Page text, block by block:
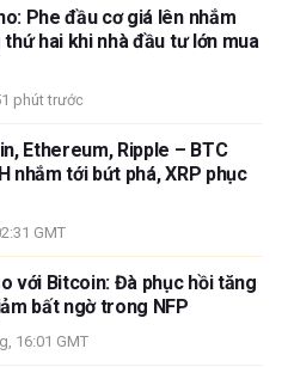
tin được tìm thấy ở cuối các liên kết
nội dung bài viết, tại thời điểm viết
quan hệ kinh doanh với bất kỳ công ty
được tiền công cho việc viết bài
các đề xuất được cá nhân hóa. Tác
chịu trách nhiệm về bất kỳ sai sót,
tích hoặc thiệt hại nào phát sinh từ
dụng thông tin này. Ngoại trừ các
cố vấn đầu tư đã đăng ký và không
Phe đầu cơ giá lên nhắm
hai khi nhà đầu tư lớn mua
phút trước
Ethereum, Ripple – BTC
nhắm tới bứt phá, XRP phục
GMT
với Bitcoin: Đà phục hồi tăng
bất ngờ trong NFP
16:01 GMT